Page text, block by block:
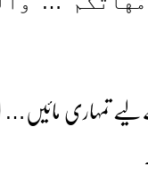
لیے تمہاری